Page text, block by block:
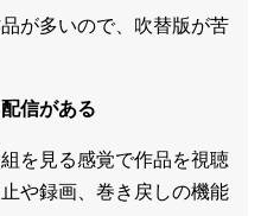
が多いので、吹替版が苦
信がある
を見る感覚で作品を視聴
や録画、巻き戻しの機能